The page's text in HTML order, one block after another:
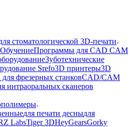
стоматологической 3D-печати
ОбучениеПрограммы для CAD CAM
Зуботехнические
Srefo3D принтеры3D
фрезерных станковCAD/CAM
интраоральных сканеров
для печати десныдля
LabsTiger 3DHeyGearsGorky